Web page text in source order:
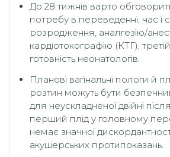
До 28 тижнів варто
потребу в переведенні, час і
розродження, аналгезію/
кардіотокографію (КТГ),
готовність неонатологів.
Планові вагінальні пологи й
розтин можуть бути
для неускладненої двійні
перший плід у головному
немає значної
акушерських протипоказань.